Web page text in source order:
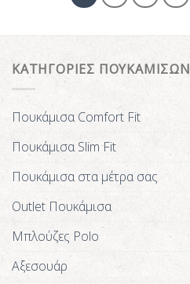
ΚΑΤΗΓΟΡΙΕΣ ΠΟΥΚΑΜΙΣΩΝ
Πουκάμισα Comfort Fit
Πουκάμισα Slim Fit
Πουκάμισα στα μέτρα σας
Outlet Πουκάμισα
Μπλούζες Polo
Αξεσουάρ